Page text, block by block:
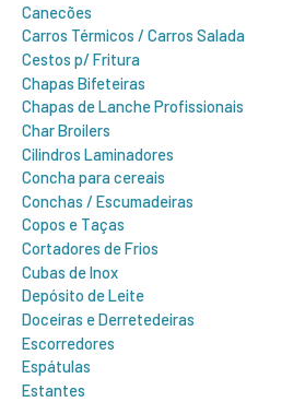
Canecões
Carros Térmicos / Carros Salada
Cestos p/ Fritura
Chapas Bifeteiras
Chapas de Lanche Profissionais
Char Broilers
Cilindros Laminadores
Concha para cereais
Conchas / Escumadeiras
Copos e Taças
Cortadores de Frios
Cubas de Inox
Depósito de Leite
Doceiras e Derretedeiras
Escorredores
Espátulas
Estantes